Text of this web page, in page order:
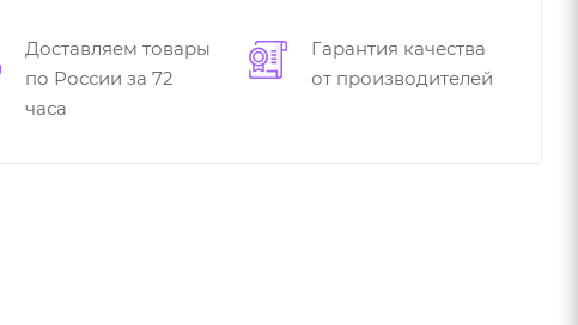
Доставляем товары
по России за 72
часа
Гарантия качества
от производителей